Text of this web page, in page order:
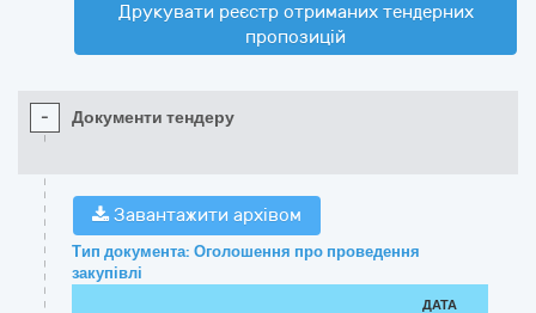
Друкувати реєстр отриманих тендерних
пропозицій
- Документи тендеру
Завантажити архівом
Тип документа: Оголошення про проведення
закупівлі
ДАТА